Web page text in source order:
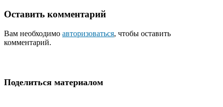
Оставить комментарий
Вам необходимо авторизоваться, чтобы оставить
комментарий.
Поделиться материалом